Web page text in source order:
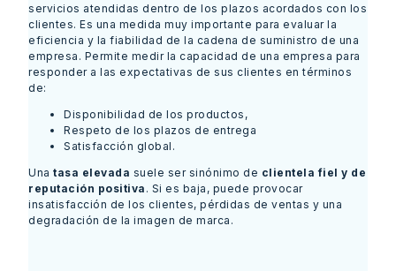
servicios atendidas dentro de los plazos acordados con los
clientes. Es una medida muy importante para evaluar la
eficiencia y la fiabilidad de la cadena de suministro de una
empresa. Permite medir la capacidad de una empresa para
responder a las expectativas de sus clientes en términos
de:
Disponibilidad de los productos,
Respeto de los plazos de entrega
Satisfacción global.
Una tasa elevada suele ser sinónimo de clientela fiel y de
reputación positiva . Si es baja, puede provocar
insatisfacción de los clientes, pérdidas de ventas y una
degradación de la imagen de marca.